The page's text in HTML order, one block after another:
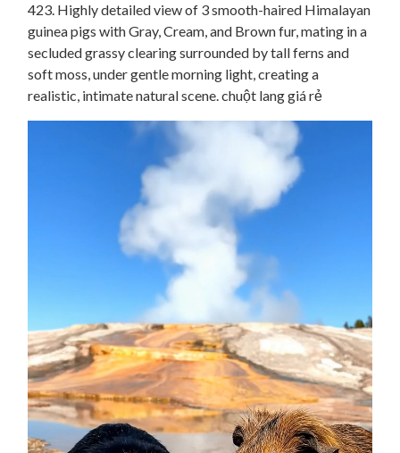
423. Highly detailed view of 3 smooth-haired Himalayan
guinea pigs with Gray, Cream, and Brown fur, mating in a
secluded grassy clearing surrounded by tall ferns and
soft moss, under gentle morning light, creating a
realistic, intimate natural scene. chuột lang giá rẻ